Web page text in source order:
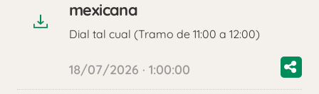
mexicana
Dial tal cual (Tramo de 11:00 a 12:00)
18/07/2026 · 1:00:00